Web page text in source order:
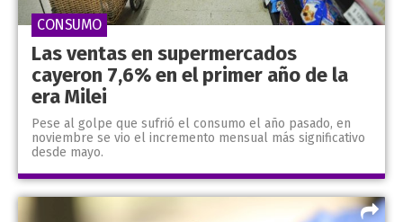
Las ventas en supermercados
cayeron 7,6% en el primer año de la
era Milei
Pese al golpe que sufrió el consumo el año pasado, en
noviembre se vio el incremento mensual más significativo
desde mayo.
CONSUMO